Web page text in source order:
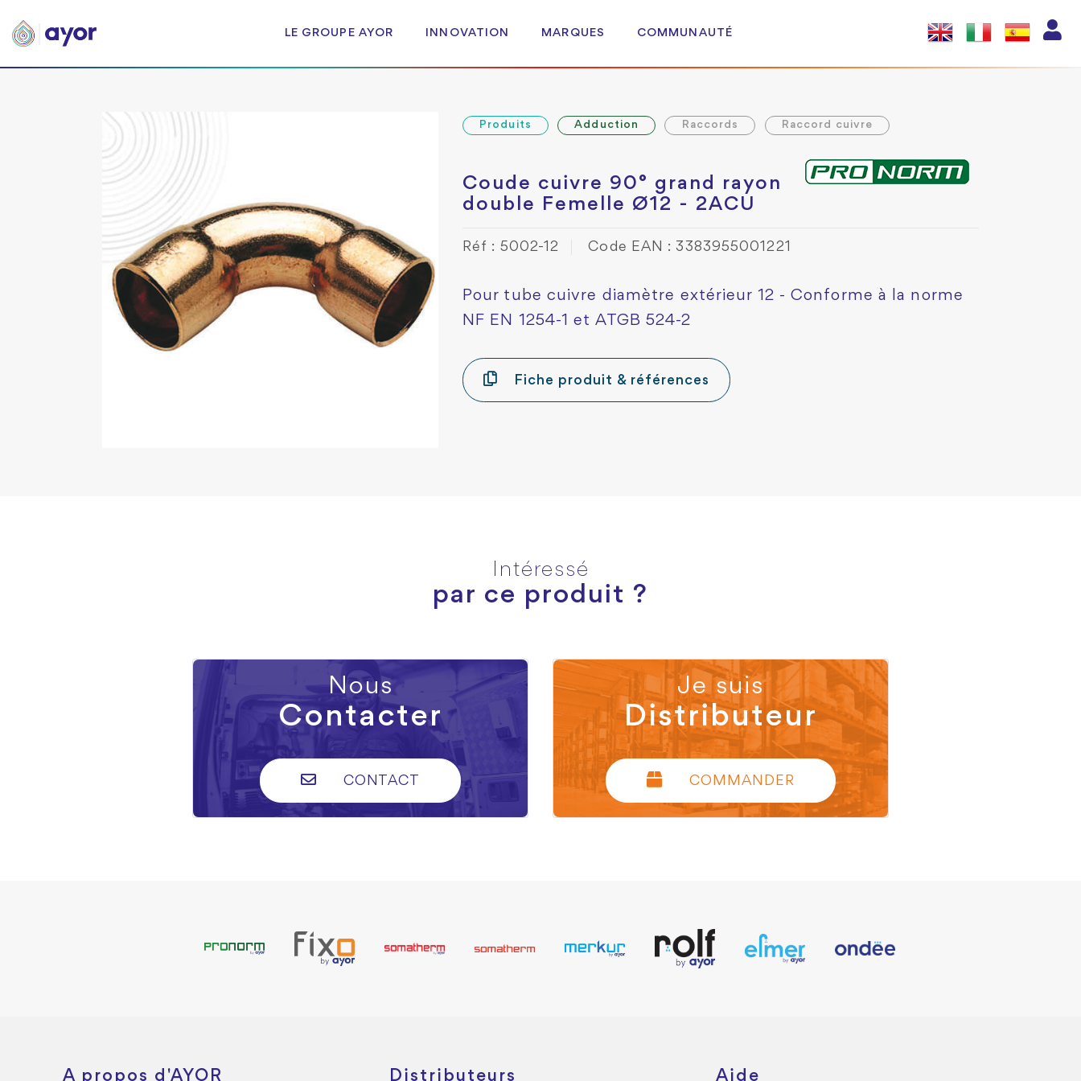
LE GROUPE AYOR INNOVATION MARQUES COMMUNAUTÉ
Produits Adduction Raccords Raccord cuivre
Coude cuivre 90° grand rayon
double Femelle Ø12 - 2ACU
Réf : 5002-12 Code EAN : 3383955001221
Pour tube cuivre diamètre extérieur 12 - Conforme à la norme
NF EN 1254-1 et ATGB 524-2
Fiche produit & références
Intéressé
par ce produit ?
Nous
Contacter
CONTACT
Je suis
Distributeur
COMMANDER
A propos d'AYOR Distributeurs Aide